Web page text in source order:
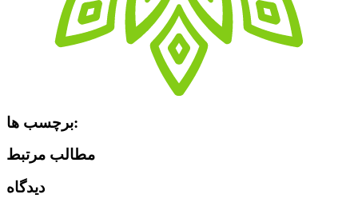
برچسب ها:
مطالب مرتبط
دیدگاه